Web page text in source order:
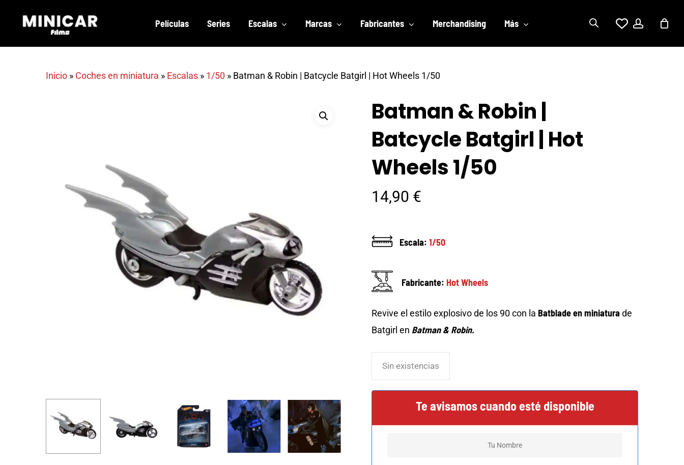
Películas Series Escalas Marcas Fabricantes Merchandising Más account
Inicio » Coches en miniatura » Escalas » 1/50 » Batman & Robin | Batcycle Batgirl | Hot Wheels 1/50
Batman & Robin |
Batcycle Batgirl | Hot
Wheels 1/50
14,90 €
Escala:1/50
Fabricante: Hot Wheels
Revive el estilo explosivo de los 90 con la Batblade en miniatura de
Batgirl en Batman & Robin.
Sin existencias
Te avisamos cuando esté disponible